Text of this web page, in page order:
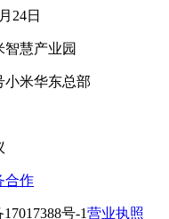
24日
慧产业园
小米华东总部
合作
号-1营业执照